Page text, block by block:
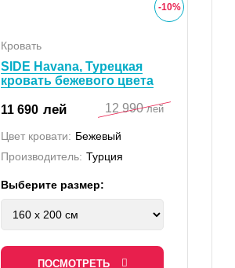
-10%
Кровать
SIDE Havana, Турецкая
кровать бежевого цвета
11 690 лей 12 990 лей
Цвет кровати: Бежевый
Производитель: Турция
Выберите размер:
ПОСМОТРЕТЬ